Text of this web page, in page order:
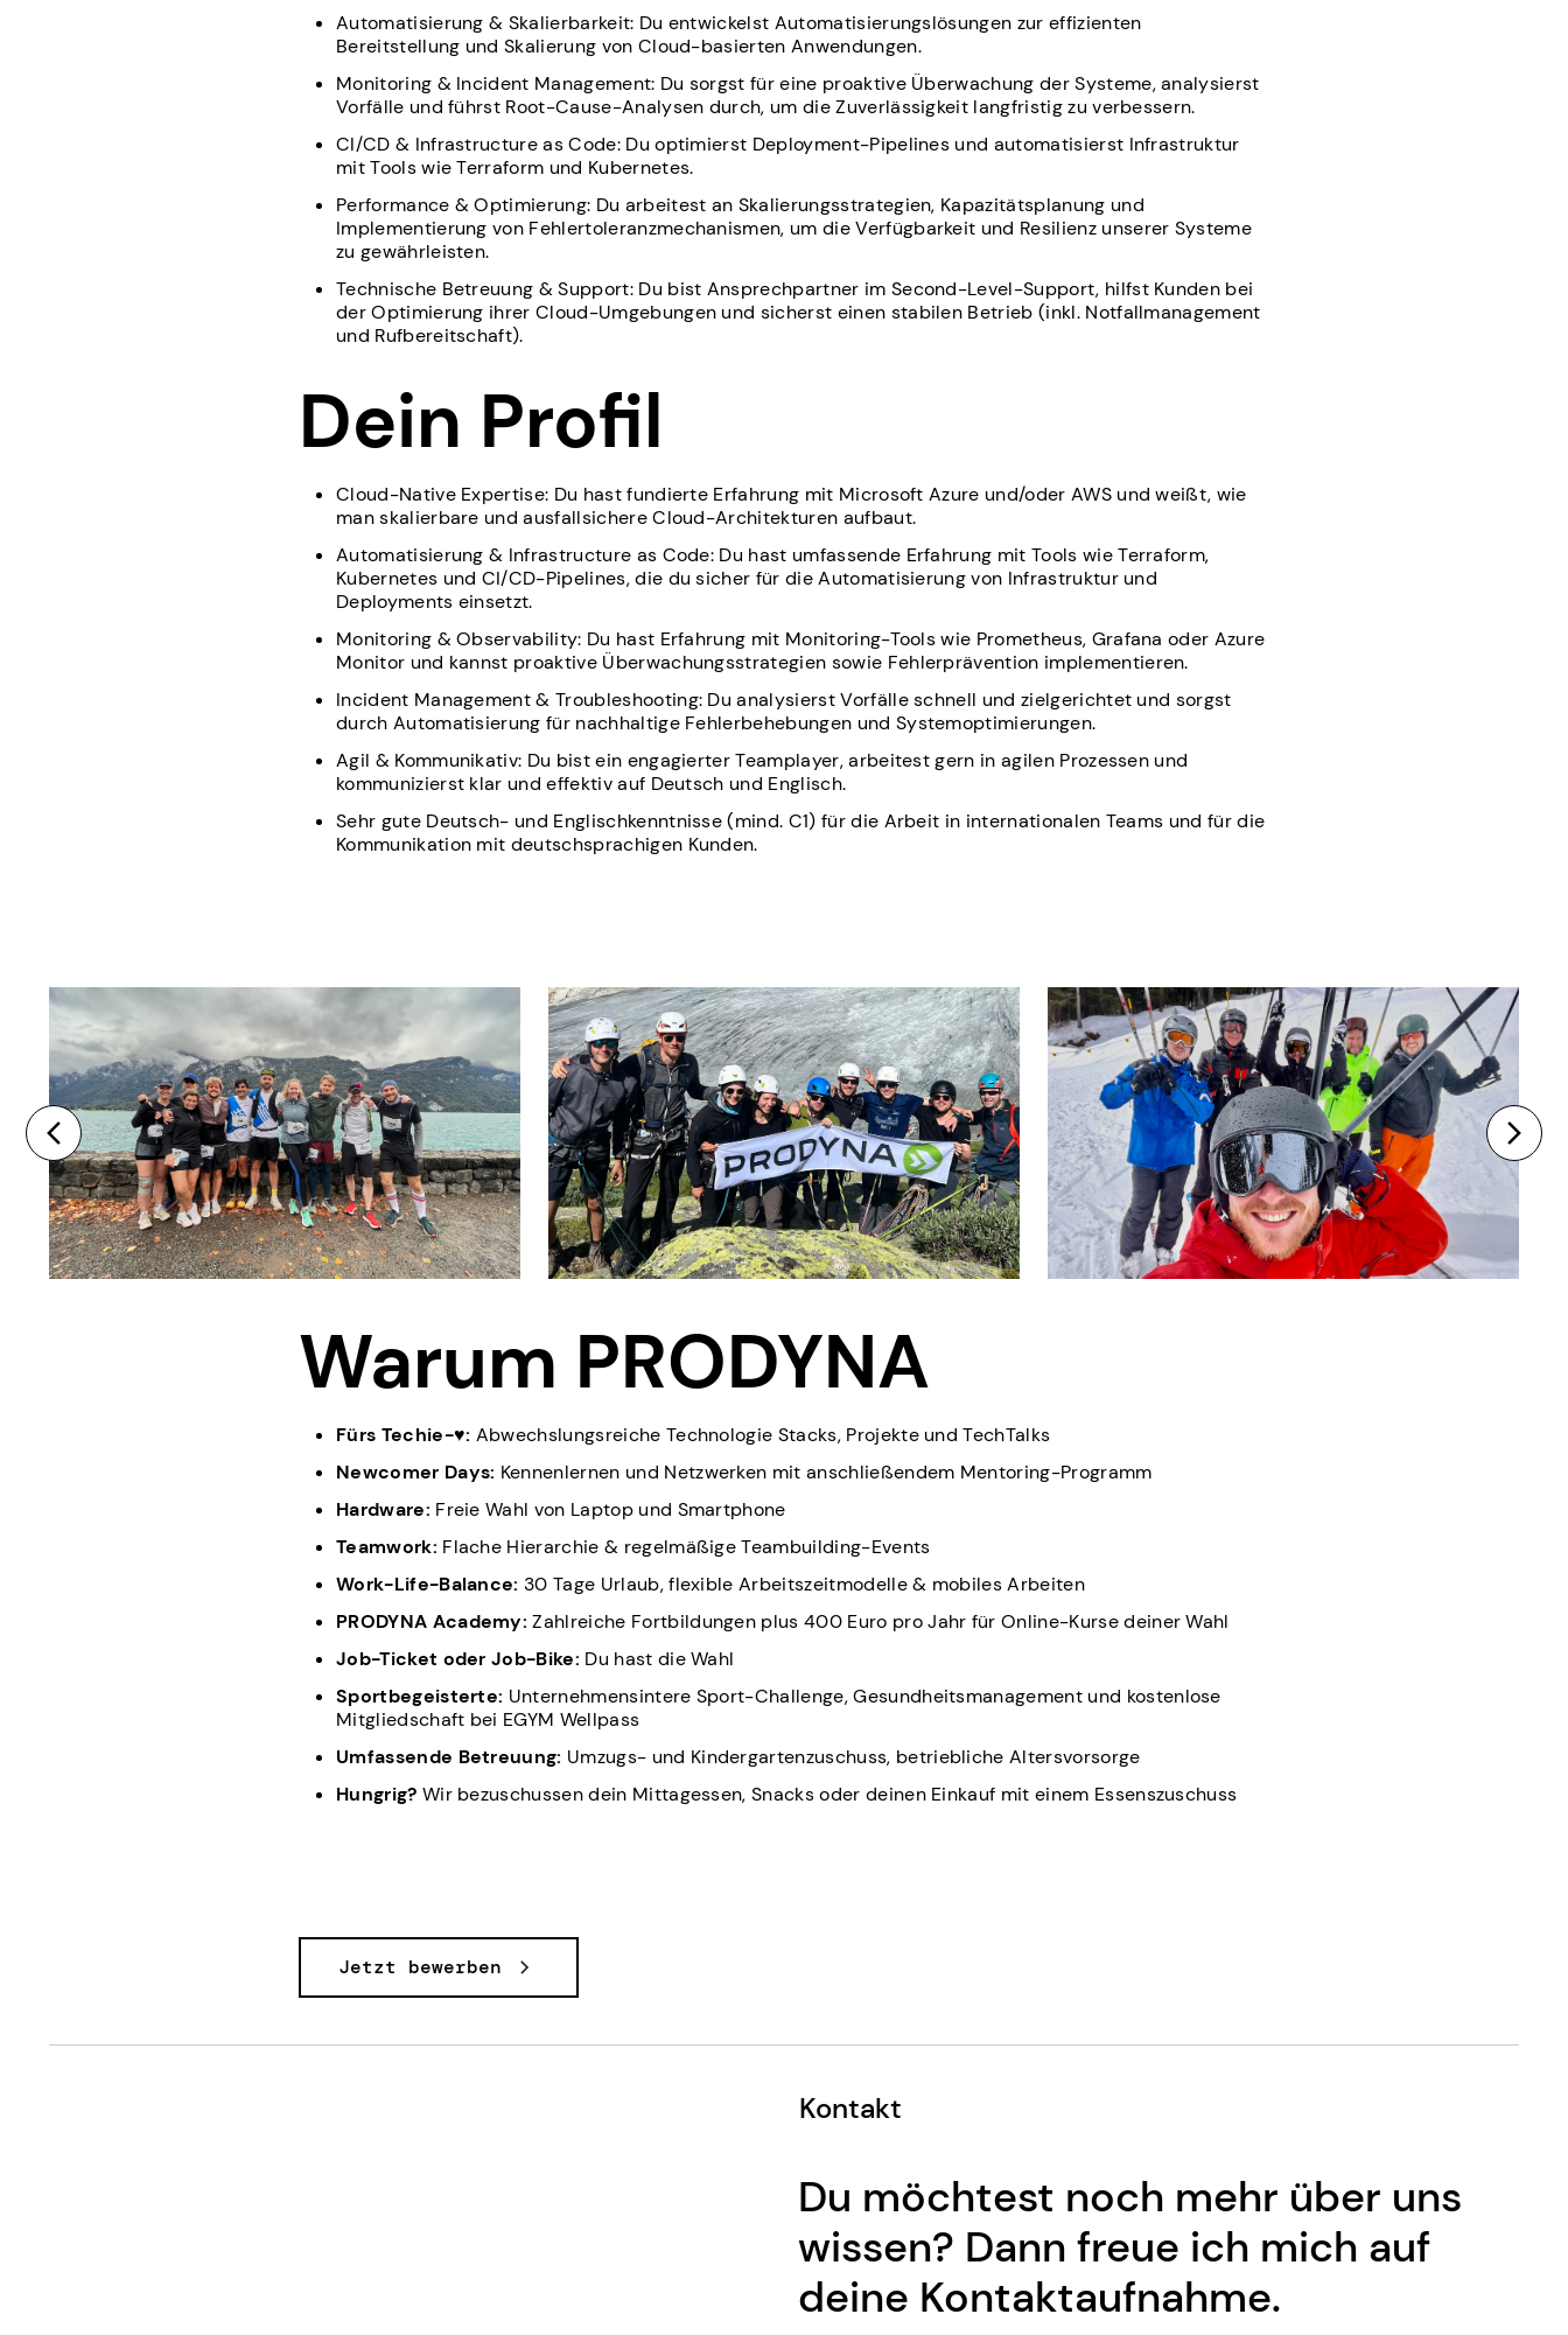
Automatisierung & Skalierbarkeit: Du entwickelst Automatisierungslösungen zur effizienten
Bereitstellung und Skalierung von Cloud-basierten Anwendungen.
Monitoring & Incident Management: Du sorgst für eine proaktive Überwachung der Systeme, analysierst
Vorfälle und führst Root-Cause-Analysen durch, um die Zuverlässigkeit langfristig zu verbessern.
CI/CD & Infrastructure as Code: Du optimierst Deployment-Pipelines und automatisierst Infrastruktur
mit Tools wie Terraform und Kubernetes.
Performance & Optimierung: Du arbeitest an Skalierungsstrategien, Kapazitätsplanung und
Implementierung von Fehlertoleranzmechanismen, um die Verfügbarkeit und Resilienz unserer Systeme
zu gewährleisten.
Technische Betreuung & Support: Du bist Ansprechpartner im Second-Level-Support, hilfst Kunden bei
der Optimierung ihrer Cloud-Umgebungen und sicherst einen stabilen Betrieb (inkl. Notfallmanagement
und Rufbereitschaft).
Dein Profil
Cloud-Native Expertise: Du hast fundierte Erfahrung mit Microsoft Azure und/oder AWS und weißt, wie
man skalierbare und ausfallsichere Cloud-Architekturen aufbaut.
Automatisierung & Infrastructure as Code: Du hast umfassende Erfahrung mit Tools wie Terraform,
Kubernetes und CI/CD-Pipelines, die du sicher für die Automatisierung von Infrastruktur und
Deployments einsetzt.
Monitoring & Observability: Du hast Erfahrung mit Monitoring-Tools wie Prometheus, Grafana oder Azure
Monitor und kannst proaktive Überwachungsstrategien sowie Fehlerprävention implementieren.
Incident Management & Troubleshooting: Du analysierst Vorfälle schnell und zielgerichtet und sorgst
durch Automatisierung für nachhaltige Fehlerbehebungen und Systemoptimierungen.
Agil & Kommunikativ: Du bist ein engagierter Teamplayer, arbeitest gern in agilen Prozessen und
kommunizierst klar und effektiv auf Deutsch und Englisch.
Sehr gute Deutsch- und Englischkenntnisse (mind. C1) für die Arbeit in internationalen Teams und für die
Kommunikation mit deutschsprachigen Kunden.
Warum PRODYNA
Fürs Techie-♥: Abwechslungsreiche Technologie Stacks, Projekte und TechTalks
Newcomer Days: Kennenlernen und Netzwerken mit anschließendem Mentoring-Programm
Hardware: Freie Wahl von Laptop und Smartphone
Teamwork: Flache Hierarchie & regelmäßige Teambuilding-Events
Work-Life-Balance: 30 Tage Urlaub, flexible Arbeitszeitmodelle & mobiles Arbeiten
PRODYNA Academy: Zahlreiche Fortbildungen plus 400 Euro pro Jahr für Online-Kurse deiner Wahl
Job-Ticket oder Job-Bike: Du hast die Wahl
Sportbegeisterte: Unternehmensintere Sport-Challenge, Gesundheitsmanagement und kostenlose
Mitgliedschaft bei EGYM Wellpass
Umfassende Betreuung: Umzugs- und Kindergartenzuschuss, betriebliche Altersvorsorge
Hungrig? Wir bezuschussen dein Mittagessen, Snacks oder deinen Einkauf mit einem Essenszuschuss
Jetzt bewerben
Kontakt
Du möchtest noch mehr über uns
wissen? Dann freue ich mich auf
deine Kontaktaufnahme.